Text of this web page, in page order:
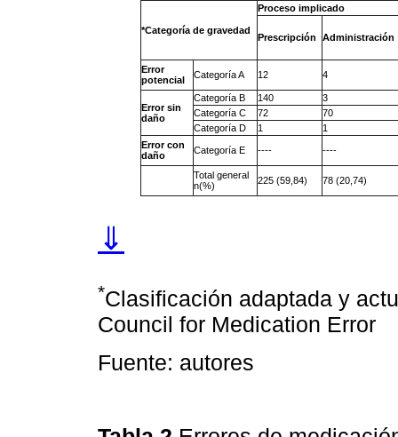
*Categoría de gravedad
Proceso implicado
Prescripción Administración
Error
potencial
Categoría A 12 4
Error sin
daño
Categoría B 140
3
Categoría C
72
70
Categoría D
1
1
Error con
daño
Categoría E ---- ----
Total general
n(%)
225 (59,84) 78 (20,74)
⇓
*Clasificación adaptada y
Council for Medication Error
Fuente: autores